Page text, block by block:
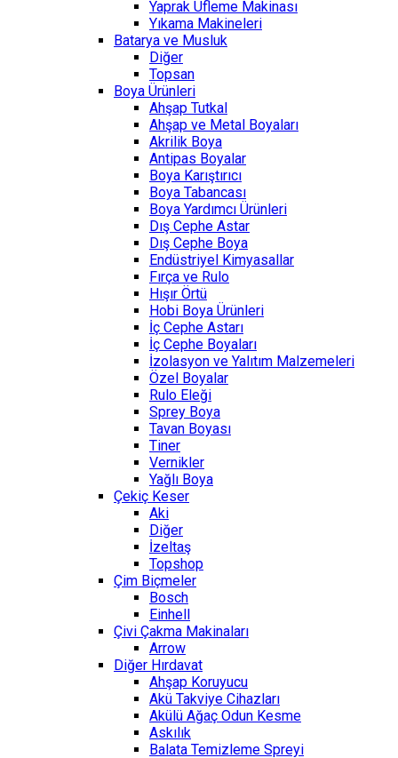
Yaprak Üfleme Makinası
Yıkama Makineleri
Batarya ve Musluk
Diğer
Topsan
Boya Ürünleri
Ahşap Tutkal
Ahşap ve Metal Boyaları
Akrilik Boya
Antipas Boyalar
Boya Karıştırıcı
Boya Tabancası
Boya Yardımcı Ürünleri
Dış Cephe Astar
Dış Cephe Boya
Endüstriyel Kimyasallar
Fırça ve Rulo
Hışır Örtü
Hobi Boya Ürünleri
İç Cephe Astarı
İç Cephe Boyaları
İzolasyon ve Yalıtım Malzemeleri
Özel Boyalar
Rulo Eleği
Sprey Boya
Tavan Boyası
Tiner
Vernikler
Yağlı Boya
Çekiç Keser
Aki
Diğer
İzeltaş
Topshop
Çim Biçmeler
Bosch
Einhell
Çivi Çakma Makinaları
Arrow
Diğer Hırdavat
Ahşap Koruyucu
Akü Takviye Cihazları
Akülü Ağaç Odun Kesme
Askılık
Balata Temizleme Spreyi